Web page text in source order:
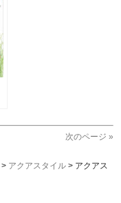
次のページ »
> アクアスタイル > アクアス